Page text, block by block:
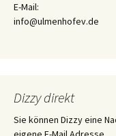
E-Mail:
info@ulmenhofev.de
Dizzy direkt
Sie können Dizzy eine